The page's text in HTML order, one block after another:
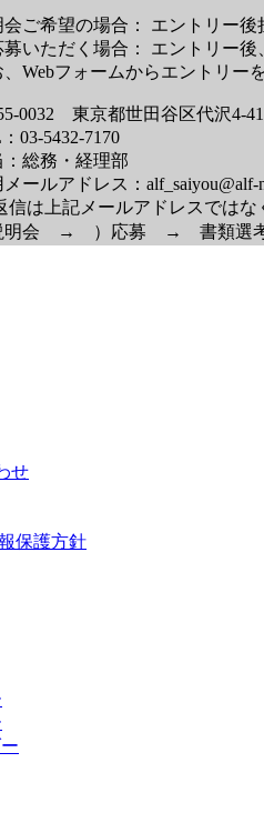
会ご希望の場合： エントリー後
募いただく場合： エントリー
、Webフォームからエントリー
0032 東京都世田谷区代沢4-
03-5432-7170
：総務・経理部
ールアドレス：alf_saiyou@alf-
信は上記メールアドレスではな
明会 → ）応募 → 書類選
せ
保護方針